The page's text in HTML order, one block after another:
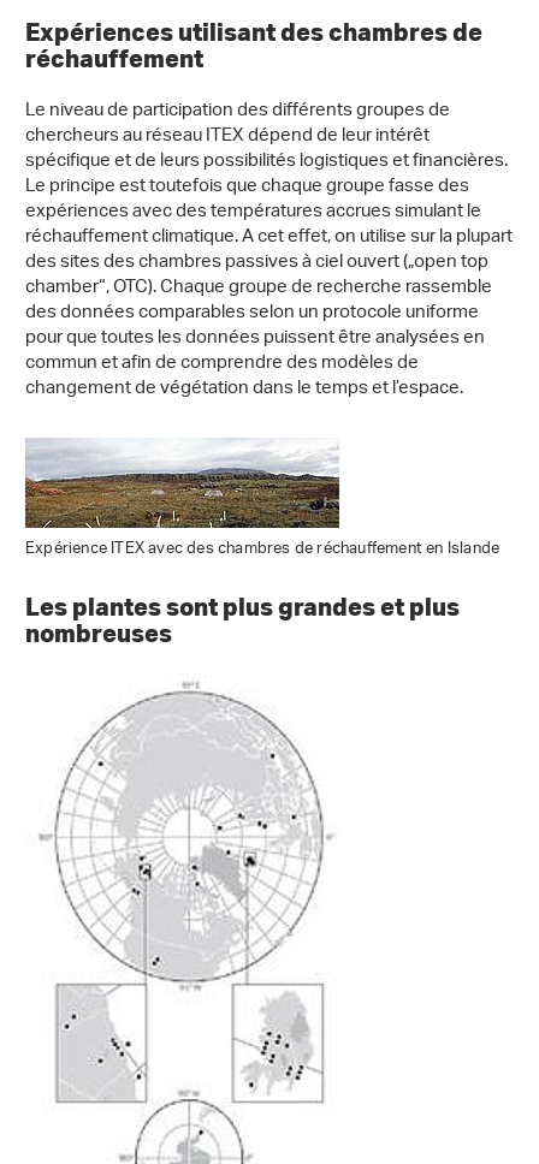
Expériences utilisant des chambres de
réchauffement
Le niveau de participation des différents groupes de
chercheurs au réseau ITEX dépend de leur intérêt
spécifique et de leurs possibilités logistiques et financières.
Le principe est toutefois que chaque groupe fasse des
expériences avec des températures accrues simulant le
réchauffement climatique. A cet effet, on utilise sur la plupart
des sites des chambres passives à ciel ouvert („open top
chamber“, OTC). Chaque groupe de recherche rassemble
des données comparables selon un protocole uniforme
pour que toutes les données puissent être analysées en
commun et afin de comprendre des modèles de
changement de végétation dans le temps et l’espace.
Expérience ITEX avec des chambres de réchauffement en Islande
Les plantes sont plus grandes et plus
nombreuses